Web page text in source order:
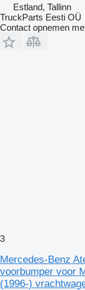
Estland, Tallinn
TruckParts Eesti OÜ
Contact opnemen
3
Mercedes-Benz
voorbumper voor
(1996-)